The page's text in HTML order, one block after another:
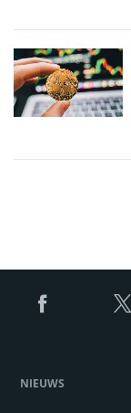
NIEUWS